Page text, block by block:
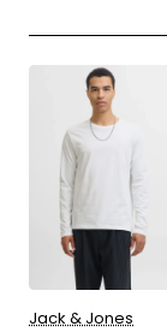
Jack & Jones